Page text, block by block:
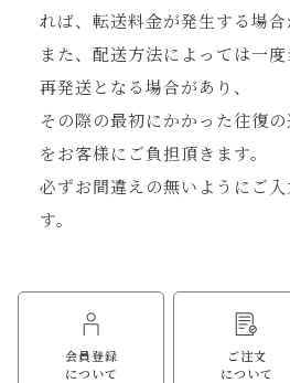
れば、転送料金が発生する場合
また、配送方法によっては一
再発送となる場合があり、
その際の最初にかかった往復
をお客様にご負担頂きます。
必ずお間違えの無いようにご
す。
会員登録
について
ご注文
について